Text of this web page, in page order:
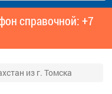
справочной: +7
из г. Томска